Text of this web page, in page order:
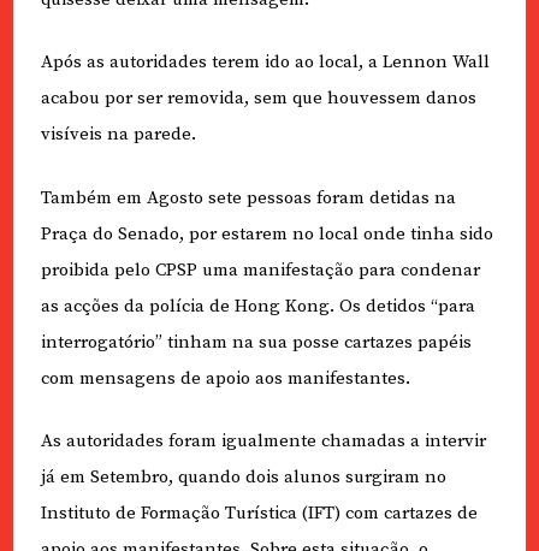
Após as autoridades terem ido ao local, a Lennon Wall
acabou por ser removida, sem que houvessem danos
visíveis na parede.
Também em Agosto sete pessoas foram detidas na
Praça do Senado, por estarem no local onde tinha sido
proibida pelo CPSP uma manifestação para condenar
as acções da polícia de Hong Kong. Os detidos “para
interrogatório” tinham na sua posse cartazes papéis
com mensagens de apoio aos manifestantes.
As autoridades foram igualmente chamadas a intervir
já em Setembro, quando dois alunos surgiram no
Instituto de Formação Turística (IFT) com cartazes de